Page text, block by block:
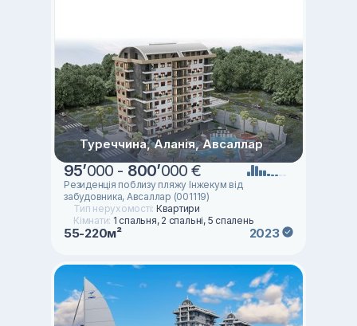
Туреччина, Аланія, Авсаллар
95’000 - 800’000 €
Резиденція поблизу пляжу Інжекум від
забудовника, Авсаллар (001119)
Тип нерухомості: Квартири
Кімнати: 1 спальня, 2 спальні, 5 спалень
55-220м² 2023